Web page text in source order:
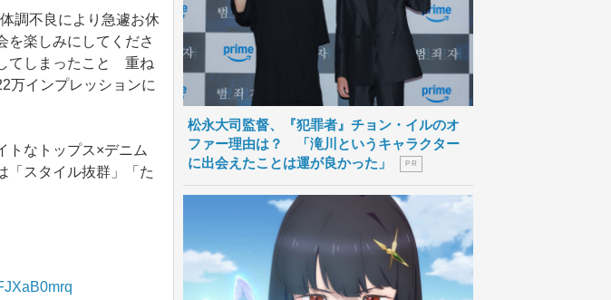
調不良により急遽お休
を楽しみにしてくださ
てしまったこと 重ね
万インプレッションに
トなトップス×デニム
「スタイル抜群」「た
松永大司監督、『犯罪者』チョン・イルのオ
ファー理由は？ 「滝川というキャラクター
に出会えたことは運が良かった」
P R